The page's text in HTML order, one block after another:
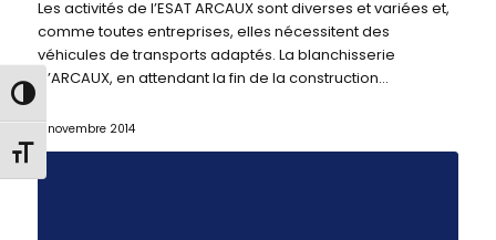
Passer en contraste élevé
Changer la taille de la police
Les activités de l’ESAT ARCAUX sont diverses et variées et,
comme toutes entreprises, elles nécessitent des
véhicules de transports adaptés. La blanchisserie
d’ARCAUX, en attendant la fin de la construction…
7 novembre 2014